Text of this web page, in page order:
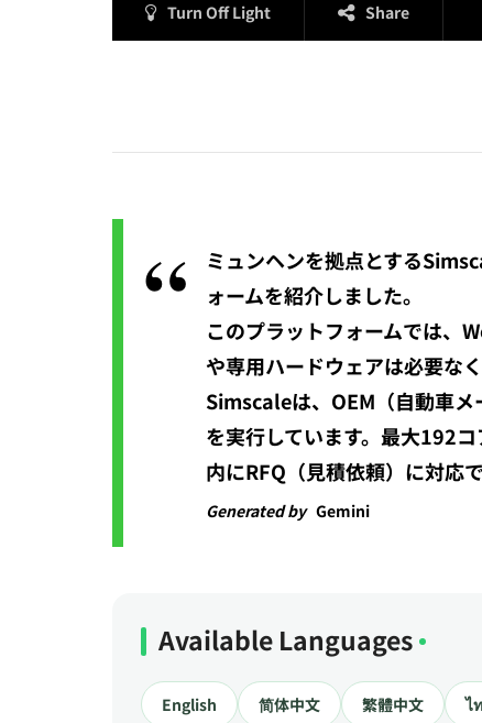
Turn Off Light Share
ミュンヘンを拠点とする
ォームを紹介しました。
このプラットフォームでは、
や専用ハードウェアは必要な
Simscaleは、OEM（自動車
を実行しています。最大192
内にRFQ（見積依頼）に対応
Generated by Gemini
Available Languages
English 简体中文 繁體中文 ไ